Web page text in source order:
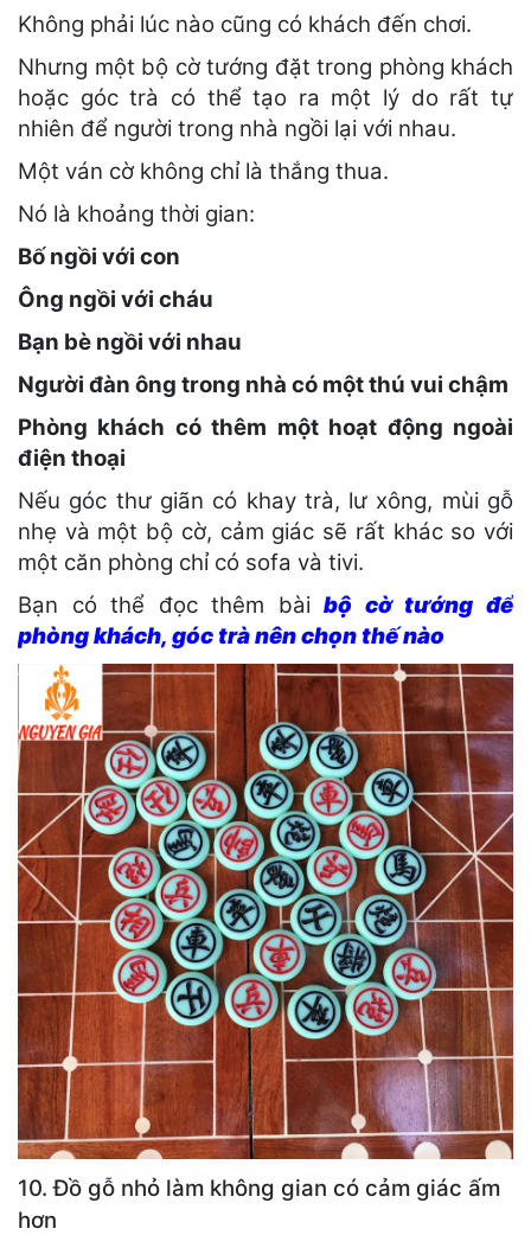
Không phải lúc nào cũng có khách đến chơi.
Nhưng một bộ cờ tướng đặt trong phòng khách
hoặc góc trà có thể tạo ra một lý do rất tự
nhiên để người trong nhà ngồi lại với nhau.
Một ván cờ không chỉ là thắng thua.
Nó là khoảng thời gian:
Bố ngồi với con
Ông ngồi với cháu
Bạn bè ngồi với nhau
Người đàn ông trong nhà có một thú vui chậm
Phòng khách có thêm một hoạt động ngoài
điện thoại
Nếu góc thư giãn có khay trà, lư xông, mùi gỗ
nhẹ và một bộ cờ, cảm giác sẽ rất khác so với
một căn phòng chỉ có sofa và tivi.
Bạn có thể đọc thêm bàibộ cờ tướng để
phòng khách, góc trà nên chọn thế nào
10. Đồ gỗ nhỏ làm không gian có cảm giác ấm
hơn